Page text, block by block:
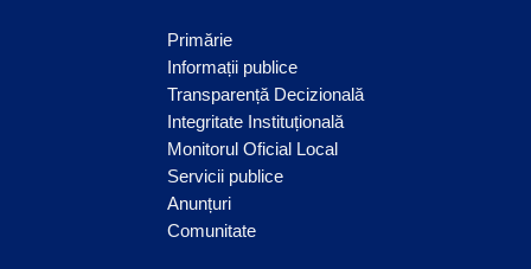
Primărie
Informații publice
Transparență Decizională
Integritate Instituțională
Monitorul Oficial Local
Servicii publice
Anunțuri
Comunitate